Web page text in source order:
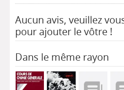
Aucun avis, veuillez
pour ajouter le vôtre !
Dans le même rayon